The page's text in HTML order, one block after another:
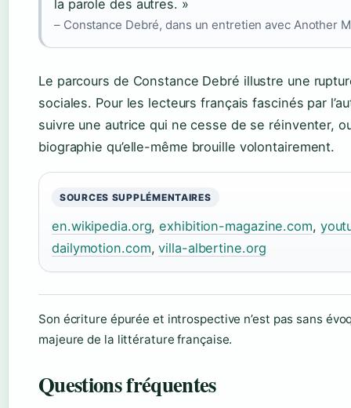
la parole des autres. »
– Constance Debré, dans un entretien avec Another
Le parcours de Constance Debré illustre une
sociales. Pour les lecteurs français fascinés par
suivre une autrice qui ne cesse de se réinventer,
biographie qu’elle-même brouille volontairement.
SOURCES SUPPLÉMENTAIRES
en.wikipedia.org,exhibition-magazine.com,
dailymotion.com,villa-albertine.org
Son écriture épurée et introspective n’est pas sans
majeure de la littérature française.
Questions fréquentes